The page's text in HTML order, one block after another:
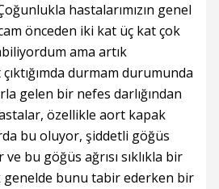
hastalarımızın genel
önceden iki kat üç kat çok
ama artık
durmam durumunda
gelen bir nefes darlığından
özellikle aort kapak
bu oluyor, şiddetli göğüs
ve bu göğüs ağrısı sıklıkla bir
genelde bunu tabir ederken bir